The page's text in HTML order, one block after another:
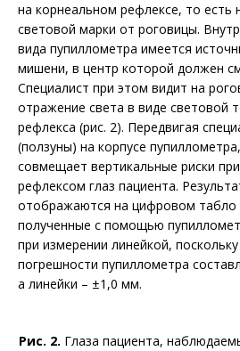
на корнеальном рефлексе, то есть
световой марки от роговицы.
вида пупиллометра имеется
мишени, в центр которой должен
Специалист при этом видит на
отражение света в виде световой
рефлекса (рис. 2). Передвигая
(ползуны) на корпусе
совмещает вертикальные риски
рефлексом глаз пациента.
отображаются на цифровом табло
полученные с помощью
при измерении линейкой,
погрешности пупиллометра
а линейки – ±1,0 мм.
Рис. 2. Глаза пациента,